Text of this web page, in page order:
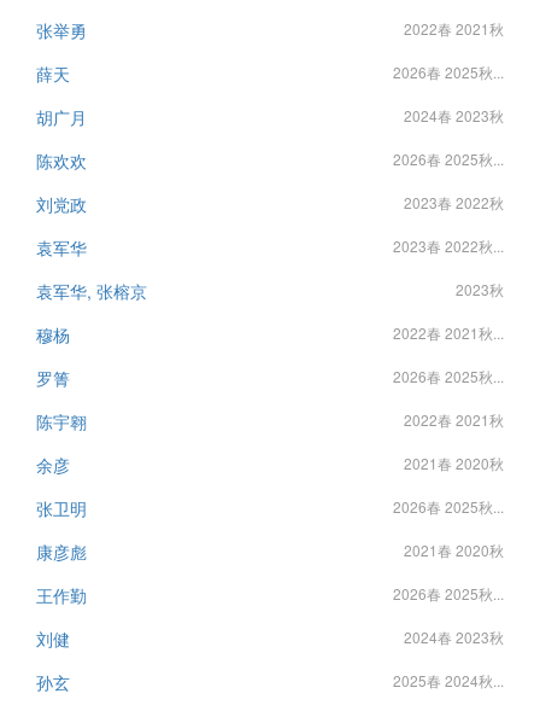
张举勇 2022春 2021秋
薛天 2026春 2025秋...
胡广月 2024春 2023秋
陈欢欢 2026春 2025秋...
刘党政 2023春 2022秋
袁军华 2023春 2022秋...
袁军华, 张榕京 2023秋
穆杨 2022春 2021秋...
罗箐 2026春 2025秋...
陈宇翱 2022春 2021秋
余彦 2021春 2020秋
张卫明 2026春 2025秋...
康彦彪 2021春 2020秋
王作勤 2026春 2025秋...
刘健 2024春 2023秋
孙玄 2025春 2024秋...